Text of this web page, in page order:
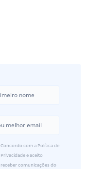
Concordo com a Política de
Privacidade e aceito
receber comunicações do